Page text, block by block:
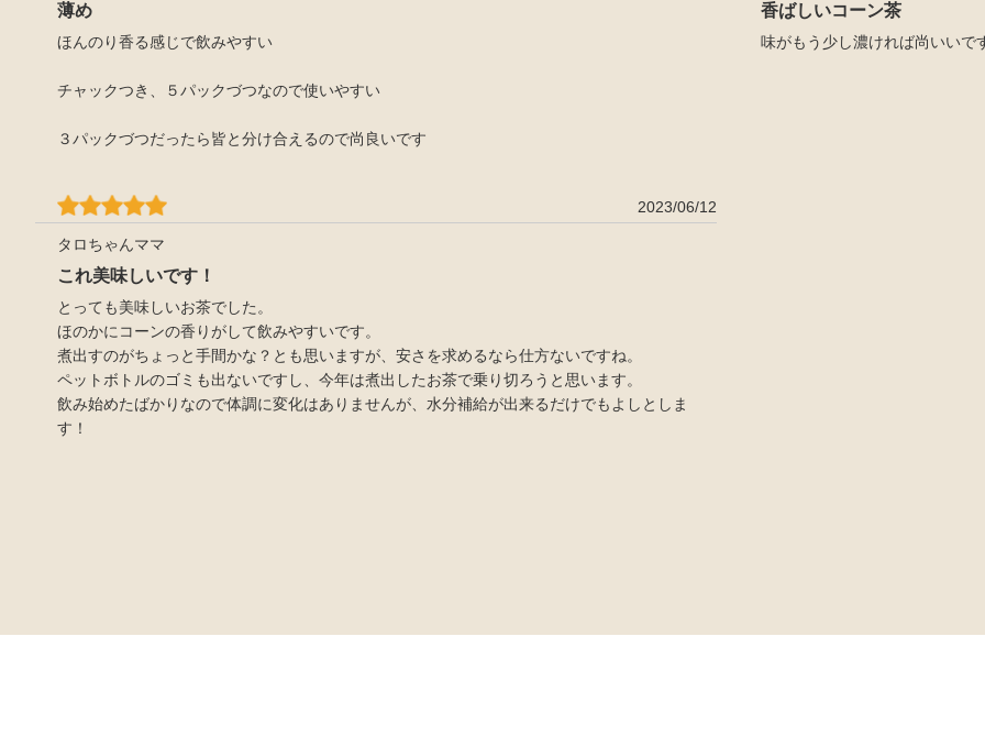
薄め
ほんのり香る感じで飲みやすい
チャックつき、５パックづつなので使いやすい
３パックづつだったら皆と分け合えるので尚良いです
香ばしいコーン茶
味がもう少し濃ければ尚いいで
2023/06/12
タロちゃんママ
これ美味しいです！
とっても美味しいお茶でした。
ほのかにコーンの香りがして飲みやすいです。
煮出すのがちょっと手間かな？とも思いますが、安さを求めるなら仕方ないですね。
ペットボトルのゴミも出ないですし、今年は煮出したお茶で乗り切ろうと思います。
飲み始めたばかりなので体調に変化はありませんが、水分補給が出来るだけでもよしとしま
す！